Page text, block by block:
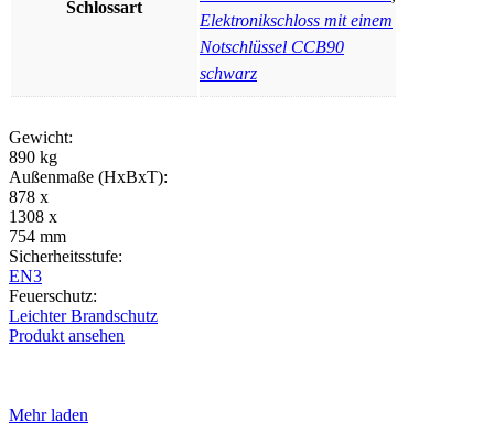
Schlossart
Elektronikschloss mit einem
Notschlüssel CCB90
schwarz
Gewicht:
890 kg
Außenmaße (HxBxT):
878 x
1308 x
754 mm
Sicherheitsstufe:
EN3
Feuerschutz:
Leichter Brandschutz
Produkt ansehen
Mehr laden